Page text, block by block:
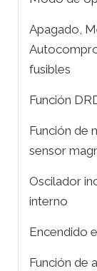
Apagado,
fusibles
Función
Función de
sensor
Oscilador
interno
Encendido
Función de